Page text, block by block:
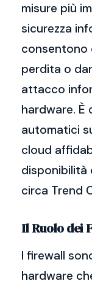
misure più
sicurezza
consentono
perdita o
attacco
hardware. È
automatici
cloud
disponibilità
circa Trend
Il Ruolo dei
I firewall
hardware